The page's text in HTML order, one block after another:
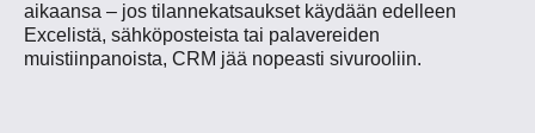
aikaansa – jos tilannekatsaukset käydään edelleen
Excelistä, sähköposteista tai palavereiden
muistiinpanoista, CRM jää nopeasti sivurooliin.